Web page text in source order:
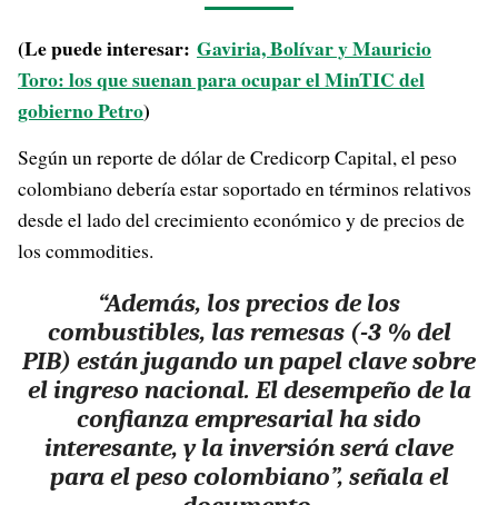
(Le puede interesar: Gaviria, Bolívar y Mauricio
Toro: los que suenan para ocupar el MinTIC del
gobierno Petro)
Según un reporte de dólar de Credicorp Capital, el peso
colombiano debería estar soportado en términos relativos
desde el lado del crecimiento económico y de precios de
los commodities.
“Además, los precios de los
combustibles, las remesas (-3 % del
PIB) están jugando un papel clave sobre
el ingreso nacional. El desempeño de la
confianza empresarial ha sido
interesante, y la inversión será clave
para el peso colombiano”, señala el